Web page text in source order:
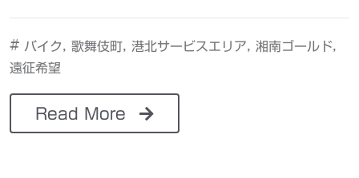
# バイク 歌舞伎町 港北サービスエリア 湘南ゴールド
遠征希望
Read More